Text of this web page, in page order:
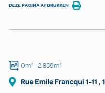
DEZE PAGINA AFDRUKKEN
0m²- 2.839m²
Rue Emile Francqui 1-11 ,